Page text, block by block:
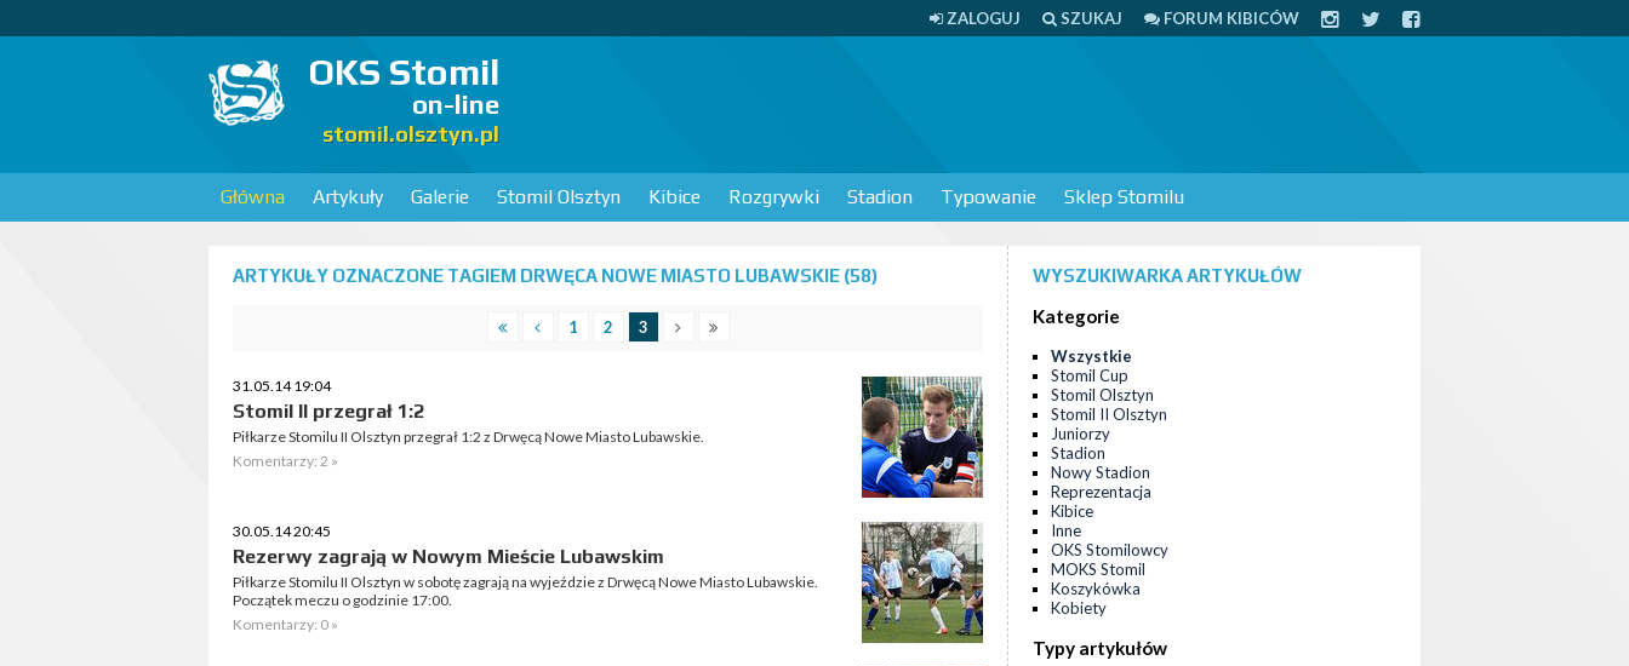
ZALOGUJ SZUKAJ FORUM KIBICÓW
OKS Stomil
on-line
stomil.olsztyn.pl
Główna Artykuły Galerie Stomil Olsztyn Kibice Rozgrywki Stadion Typowanie Sklep Stomilu
ARTYKUŁY OZNACZONE TAGIEM DRWĘCA NOWE MIASTO LUBAWSKIE (58)
1 2 3
31.05.14 19:04
Stomil II przegrał 1:2
Piłkarze Stomilu II Olsztyn przegrał 1:2 z Drwęcą Nowe Miasto Lubawskie.
Komentarzy: 2 »
30.05.14 20:45
Rezerwy zagrają w Nowym Mieście Lubawskim
Piłkarze Stomilu II Olsztyn w sobotę zagrają na wyjeździe z Drwęcą Nowe Miasto Lubawskie.
Początek meczu o godzinie 17:00.
Komentarzy: 0 »
WYSZUKIWARKA ARTYKUŁÓW
Kategorie
Wszystkie
Stomil Cup
Stomil Olsztyn
Stomil II Olsztyn
Juniorzy
Stadion
Nowy Stadion
Reprezentacja
Kibice
Inne
OKS Stomilowcy
MOKS Stomil
Koszykówka
Kobiety
Typy artykułów